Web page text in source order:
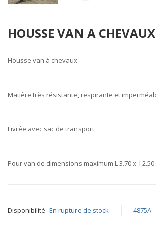
to
of
gallery
HOUSSE VAN A CHEVAUX
Housse van à chevaux
Matière très résistante, respirante et
Livrée avec sac de transport
Pour van de dimensions maximum L 3.70 x l 2.50
Disponibilité En rupture de stock 4875A